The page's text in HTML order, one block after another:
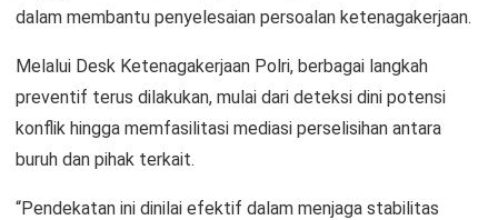
dalam membantu penyelesaian persoalan ketenagakerjaan.
Melalui Desk Ketenagakerjaan Polri, berbagai langkah
preventif terus dilakukan, mulai dari deteksi dini potensi
konflik hingga memfasilitasi mediasi perselisihan antara
buruh dan pihak terkait.
“Pendekatan ini dinilai efektif dalam menjaga stabilitas